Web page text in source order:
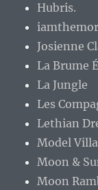
Hubris.
Josienne
La Brume
La Jungle
Les
Lethian
Model
Moon &
Moon